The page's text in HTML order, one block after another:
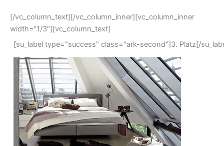
[/vc_column_text][/vc_column_inner][vc_column_inner
width=“1/3″][vc_column_text]
[su_label type="success" class="ark-second"]3. Platz[/